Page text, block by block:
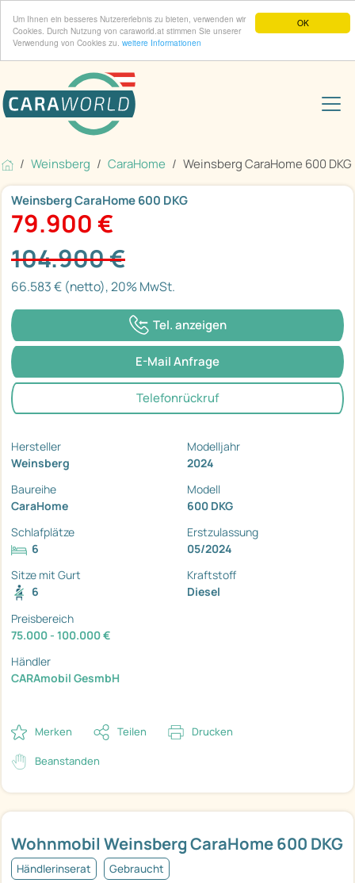
OK
Um Ihnen ein besseres Nutzererlebnis zu bieten, verwenden wir
Cookies. Durch Nutzung von caraworld.at stimmen Sie unserer
Verwendung von Cookies zu. weitere Informationen
Weinsberg CaraHome Weinsberg CaraHome 600 DKG
Wohnmobil Weinsberg CaraHome 600 DKG
Händlerinserat Gebraucht
Weinsberg CaraHome 600 DKG
79.900 €
104.900 €
66.583 € (netto), 20% MwSt.
Tel. anzeigen
E-Mail Anfrage
Telefonrückruf
Hersteller
Weinsberg
Modelljahr
2024
Baureihe
CaraHome
Modell
600 DKG
Schlafplätze
6
Erstzulassung
05/2024
Sitze mit Gurt
6
Kraftstoff
Diesel
Preisbereich
75.000 - 100.000 €
Händler
CARAmobil GesmbH
Merken Teilen Drucken
Beanstanden